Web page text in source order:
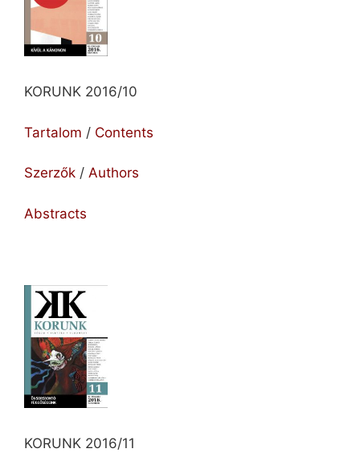
KORUNK 2016/10
Tartalom / Contents
Szerzők / Authors
Abstracts
KORUNK 2016/11